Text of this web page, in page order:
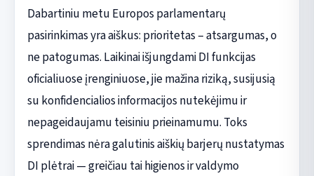
Dabartiniu metu Europos parlamentarų
pasirinkimas yra aiškus: prioritetas – atsargumas, o
ne patogumas. Laikinai išjungdami DI funkcijas
oficialiuose įrenginiuose, jie mažina riziką, susijusią
su konfidencialios informacijos nutekėjimu ir
nepageidaujamu teisiniu prieinamumu. Toks
sprendimas nėra galutinis aiškių barjerų nustatymas
DI plėtrai — greičiau tai higienos ir valdymo